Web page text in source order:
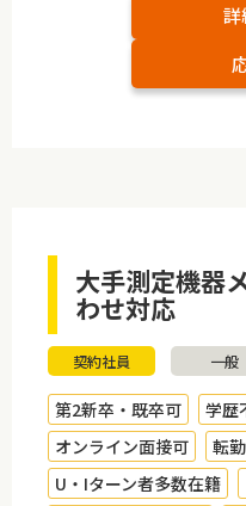
詳
大手測定機器
わせ対応
契約社員 一般
第2新卒・既卒可 学歴
オンライン面接可
転
U・Iターン者多数在籍